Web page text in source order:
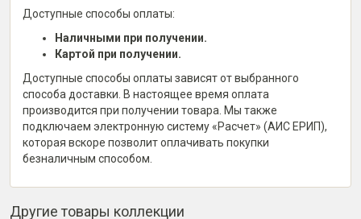
Доступные способы оплаты:
Наличными при получении.
Картой при получении.
Доступные способы оплаты зависят от выбранного
способа доставки. В настоящее время оплата
производится при получении товара. Мы также
подключаем электронную систему «Расчет» (АИС ЕРИП),
которая вскоре позволит оплачивать покупки
безналичным способом.
Другие товары коллекции